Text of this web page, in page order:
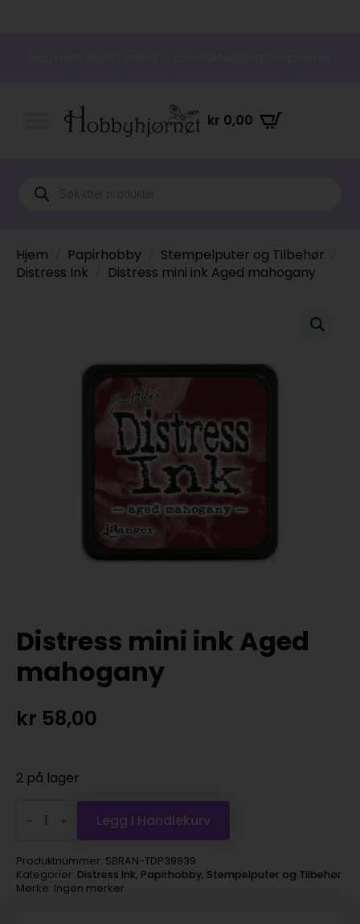
kr 0,00
Products
search
Hjem Papirhobby
Stempelputer og Tilbehør
Distress Ink
Distress mini ink Aged mahogany
Distress mini ink Aged
mahogany
kr 58,00
2 på lager
mahogany
antall
Legg I Handlekurv
Produktnummer: SBRAN-TDP39839
Kategorier: Distress Ink, Papirhobby, Stempelputer og Tilbehør
Merke: Ingen merker